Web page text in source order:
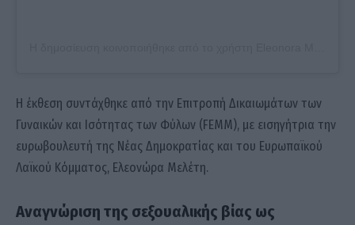
Η έκθεση συντάχθηκε από την Επιτροπή Δικαιωμάτων των
Γυναικών και Ισότητας των Φύλων (FEMM), με εισηγήτρια την
ευρωβουλευτή της Νέας Δημοκρατίας και του Ευρωπαϊκού
Λαϊκού Κόμματος, Ελεονώρα Μελέτη.
Αναγνώριση της σεξουαλικής βίας ως